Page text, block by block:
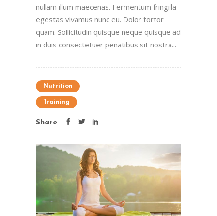
nullam illum maecenas. Fermentum fringilla
egestas vivamus nunc eu. Dolor tortor
quam. Sollicitudin quisque neque quisque ad
in duis consectetuer penatibus sit nostra...
Nutrition
Training
Share